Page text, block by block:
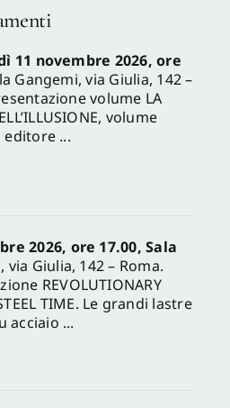
11 novembre 2026, ore
Gangemi, via Giulia, 142 –
volume LA
volume
editore ...
2026, ore 17.00, Sala
via Giulia, 142 – Roma.
REVOLUTIONARY
TIME. Le grandi lastre
acciaio ...